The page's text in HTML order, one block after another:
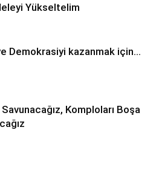
Yükseltelim
Demokrasiyi kazanmak için…
Savunacağız, Komploları Boşa